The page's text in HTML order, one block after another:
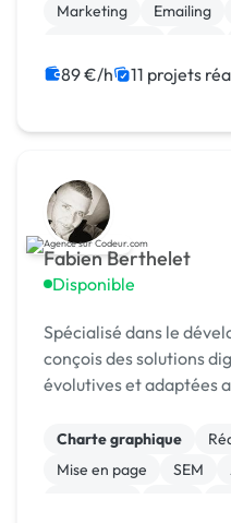
Marketing
Emailing
89 €/h 11 projets
Fabien Berthelet
Disponible
Spécialisé dans le
conçois des solutions
évolutives et adaptées
Charte graphique
Mise en page
SEM